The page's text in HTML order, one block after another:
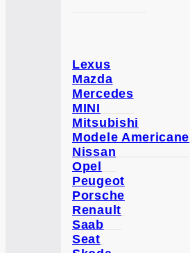
Lexus
Mazda
Mercedes
MINI
Mitsubishi
Modele Americane
Nissan
Opel
Peugeot
Porsche
Renault
Saab
Seat